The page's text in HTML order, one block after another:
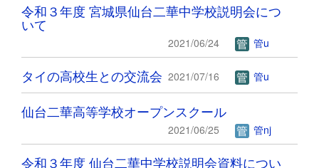
令和３年度 宮城県仙台二華中学校説明会につ
いて
2021/06/24 管u
タイの高校生との交流会 2021/07/16 管u
仙台二華高等学校オープンスクール
2021/06/25 管nj
令和３年度 仙台二華中学校説明会資料につい